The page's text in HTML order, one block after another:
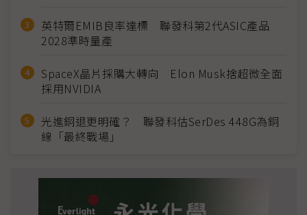
英特爾EMIB良率達標 聯發科第2代ASIC產品
2028準時量產
SpaceX晶片採購大轉向 Elon Musk捨超微全面
採用NVIDIA
光進銅退更明確？ 聯發科估SerDes 448G為銅
線「最終戰場」